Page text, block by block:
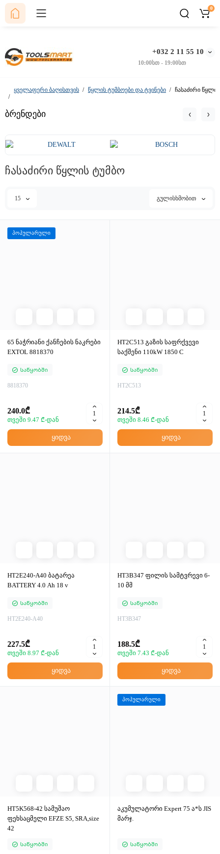
+032 2 11 55 10
10:00სთ - 19:00სთ
0
ყველაფერი ბაღისთვის წყლის ტუმბოები და ტვინები ჩასაძირი
ბრენდები
ჩასაძირი წყლის ტუმბო
15 გულისხმობით
პოპულარული
65 ნაჭრიანი ქანჩების ნაკრები
EXTOL 8818370
Საწყობში
8818370
240.0₾
თვეში 9.47 ₾-დან
ყიდვა
HT2C513 გაზის საფრქვევი
საქშენი 110kW 1850 C
Საწყობში
HT2C513
214.5₾
თვეში 8.46 ₾-დან
ყიდვა
HT2E240-A40 ბატარეა
BATTERY 4.0 Ah 18 v
Საწყობში
HT2E240-A40
227.5₾
თვეში 8.97 ₾-დან
ყიდვა
HT3B347 ფილის სამტვრევი 6-
10 მმ
Საწყობში
HT3B347
188.5₾
თვეში 7.43 ₾-დან
ყიდვა
HT5K568-42 სამუშაო
ფეხსაცმელი EFZE S5, SRA,size
42
Საწყობში
პოპულარული
აკუმულატორი Expert 75 ა*ს JIS
მარჯ.
Საწყობში